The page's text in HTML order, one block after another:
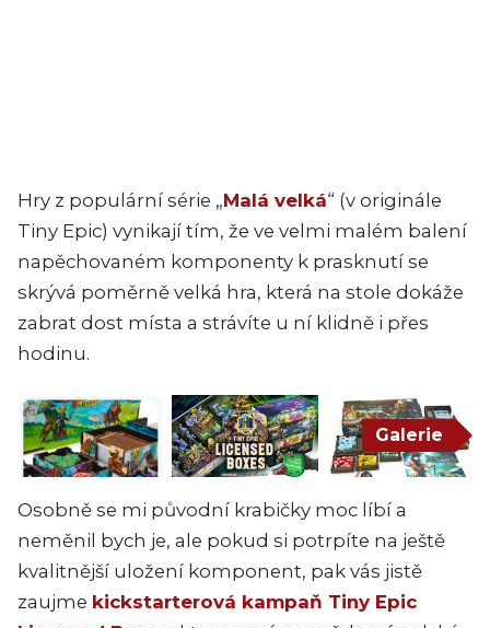
Hry z populární série „Malá velká“ (v originále
Tiny Epic) vynikají tím, že ve velmi malém balení
napěchovaném komponenty k prasknutí se
skrývá poměrně velká hra, která na stole dokáže
zabrat dost místa a strávíte u ní klidně i přes
hodinu.
Galerie
Osobně se mi původní krabičky moc líbí a
neměnil bych je, ale pokud si potrpíte na ještě
kvalitnější uložení komponent, pak vás jistě
zaujme kickstarterová kampaň Tiny Epic